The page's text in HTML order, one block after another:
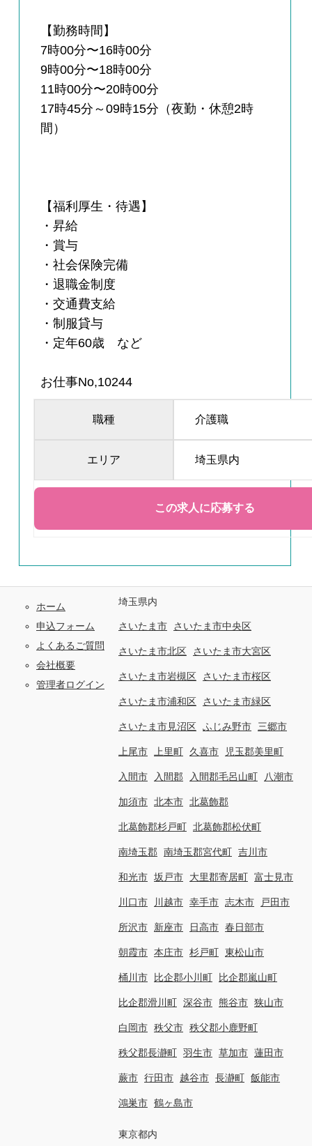
【勤務時間】
7時00分〜16時00分
9時00分〜18時00分
11時00分〜20時00分
17時45分～09時15分（夜勤・休憩2時
間）
【福利厚生・待遇】
・昇給
・賞与
・社会保険完備
・退職金制度
・交通費支給
・制服貸与
・定年60歳 など
お仕事No,10244
職種 介護職
エリア 埼玉県内
ホーム
申込フォーム
よくあるご質問
会社概要
管理者ログイン
埼玉県内
さいたま市 さいたま市中央区
さいたま市北区 さいたま市大宮区
さいたま市岩槻区 さいたま市桜区
さいたま市浦和区 さいたま市緑区
さいたま市見沼区 ふじみ野市 三郷市
上尾市 上里町 久喜市 児玉郡美里町
入間市 入間郡 入間郡毛呂山町 八潮市
加須市 北本市 北葛飾郡
北葛飾郡杉戸町 北葛飾郡松伏町
南埼玉郡 南埼玉郡宮代町 吉川市
和光市 坂戸市 大里郡寄居町 富士見市
川口市 川越市 幸手市 志木市 戸田市
所沢市 新座市 日高市 春日部市
朝霞市 本庄市 杉戸町 東松山市
桶川市 比企郡小川町 比企郡嵐山町
比企郡滑川町 深谷市 熊谷市 狭山市
白岡市 秩父市 秩父郡小鹿野町
秩父郡長瀞町 羽生市 草加市 蓮田市
蕨市 行田市 越谷市 長瀞町 飯能市
鴻巣市 鶴ヶ島市
東京都内